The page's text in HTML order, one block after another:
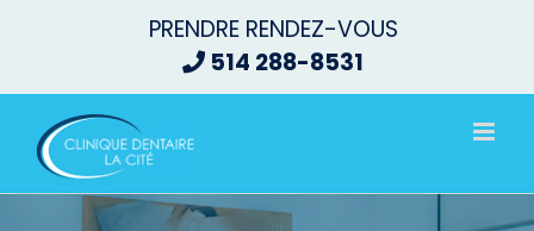
PRENDRE RENDEZ-VOUS
514 288-8531